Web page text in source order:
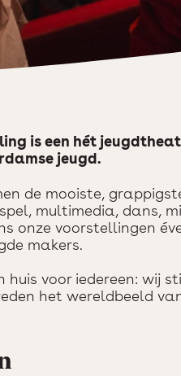
is een hét
jeugd.
de mooiste,
multimedia, dans,
onze voorstellingen
makers.
huis voor iedereen: wij
het wereldbeeld